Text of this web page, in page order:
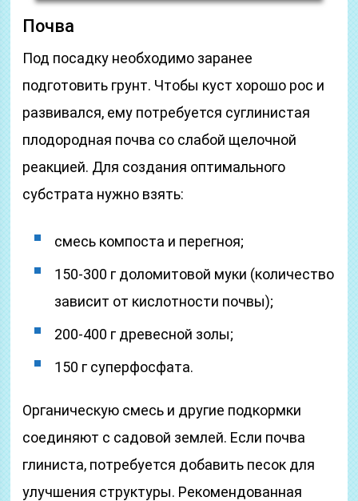
Почва
Под посадку необходимо заранее
подготовить грунт. Чтобы куст хорошо рос и
развивался, ему потребуется суглинистая
плодородная почва со слабой щелочной
реакцией. Для создания оптимального
субстрата нужно взять:
смесь компоста и перегноя;
150-300 г доломитовой муки (количество
зависит от кислотности почвы);
200-400 г древесной золы;
150 г суперфосфата.
Органическую смесь и другие подкормки
соединяют с садовой землей. Если почва
глиниста, потребуется добавить песок для
улучшения структуры. Рекомендованная